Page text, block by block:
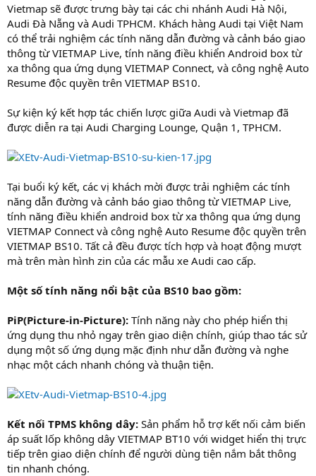
Vietmap sẽ được trưng bày tại các chi nhánh Audi Hà Nội,
Audi Đà Nẵng và Audi TPHCM. Khách hàng Audi tại Việt Nam
có thể trải nghiệm các tính năng dẫn đường và cảnh báo giao
thông từ VIETMAP Live, tính năng điều khiển Android box từ
xa thông qua ứng dụng VIETMAP Connect, và công nghệ Auto
Resume độc quyền trên VIETMAP BS10.
Sự kiện ký kết hợp tác chiến lược giữa Audi và Vietmap đã
được diễn ra tại Audi Charging Lounge, Quận 1, TPHCM.
Tại buổi ký kết, các vị khách mời được trải nghiệm các tính
năng dẫn đường và cảnh báo giao thông từ VIETMAP Live,
tính năng điều khiển android box từ xa thông qua ứng dụng
VIETMAP Connect và công nghệ Auto Resume độc quyền trên
VIETMAP BS10. Tất cả đều được tích hợp và hoạt động mượt
mà trên màn hình zin của các mẫu xe Audi cao cấp.
Một số tính năng nổi bật của BS10 bao gồm:
PiP(Picture-in-Picture): Tính năng này cho phép hiển thị
ứng dụng thu nhỏ ngay trên giao diện chính, giúp thao tác sử
dụng một số ứng dụng mặc định như dẫn đường và nghe
nhạc một cách nhanh chóng và thuận tiện.
Kết nối TPMS không dây: Sản phẩm hỗ trợ kết nối cảm biến
áp suất lốp không dây VIETMAP BT10 với widget hiển thị trực
tiếp trên giao diện chính để người dùng tiện nắm bắt thông
tin nhanh chóng.